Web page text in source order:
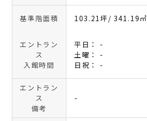
基準階面積 103.21坪 / 341.19㎡
エントラン
ス
入館時間
平日： -
土曜： -
日祝： -
エントラン
ス
備考
-